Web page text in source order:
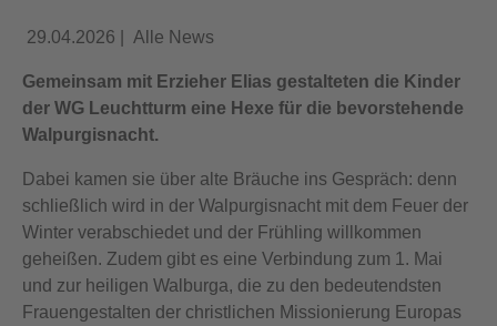
29.04.2026 Alle News
Gemeinsam mit Erzieher Elias gestalteten die Kinder
der WG Leuchtturm eine Hexe für die bevorstehende
Walpurgisnacht.
Dabei kamen sie über alte Bräuche ins Gespräch: denn
schließlich wird in der Walpurgisnacht mit dem Feuer der
Winter verabschiedet und der Frühling willkommen
geheißen. Zudem gibt es eine Verbindung zum 1. Mai
und zur heiligen Walburga, die zu den bedeutendsten
Frauengestalten der christlichen Missionierung Europas